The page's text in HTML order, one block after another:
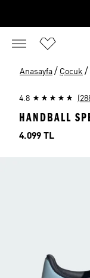
Anasayfa / Çocuk /
4.8
HANDBALL
Fiyat
4.099 TL